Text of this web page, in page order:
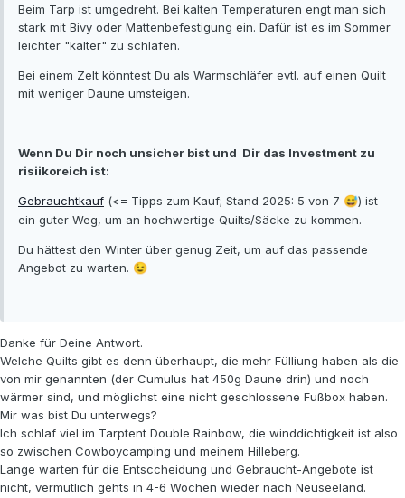
Beim Tarp ist umgedreht. Bei kalten Temperaturen engt man sich
stark mit Bivy oder Mattenbefestigung ein. Dafür ist es im Sommer
leichter "kälter" zu schlafen.
Bei einem Zelt könntest Du als Warmschläfer evtl. auf einen Quilt
mit weniger Daune umsteigen.
Wenn Du Dir noch unsicher bist und Dir das Investment zu
risiikoreich ist:
Gebrauchtkauf (<= Tipps zum Kauf; Stand 2025: 5 von 7 😅) ist
ein guter Weg, um an hochwertige Quilts/Säcke zu kommen.
Du hättest den Winter über genug Zeit, um auf das passende
Angebot zu warten. 😉
Danke für Deine Antwort.
Welche Quilts gibt es denn überhaupt, die mehr Fülliung haben als die
von mir genannten (der Cumulus hat 450g Daune drin) und noch
wärmer sind, und möglichst eine nicht geschlossene Fußbox haben.
Mir was bist Du unterwegs?
Ich schlaf viel im Tarptent Double Rainbow, die winddichtigkeit ist also
so zwischen Cowboycamping und meinem Hilleberg.
Lange warten für die Entsccheidung und Gebraucht-Angebote ist
nicht, vermutlich gehts in 4-6 Wochen wieder nach Neuseeland.